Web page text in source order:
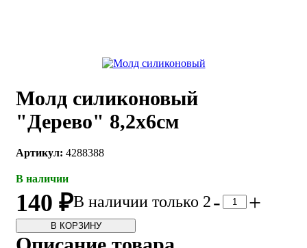
256-54-
Молд силиконовый
"Дерево" 8,2х6см
Артикул: 4288388
В наличии
140 ₽В наличии только 2- +
В КОРЗИНУ